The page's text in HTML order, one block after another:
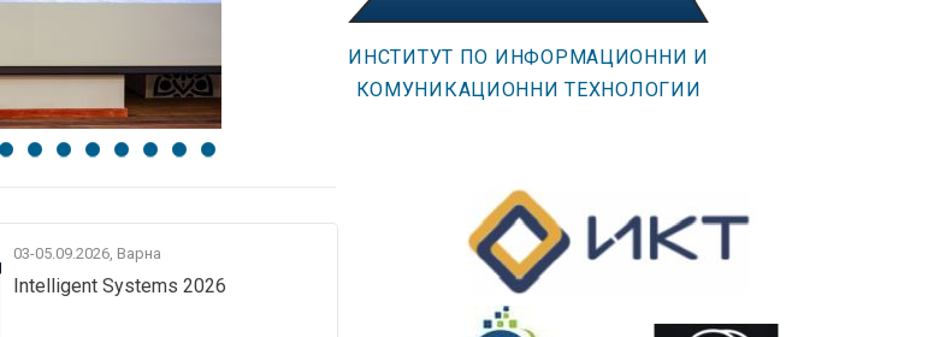
ИНСТИТУТ ПО ИНФОРМАЦИОННИ И
КОМУНИКАЦИОННИ ТЕХНОЛОГИИ
03-05.09.2026, Варна
Intelligent Systems 2026